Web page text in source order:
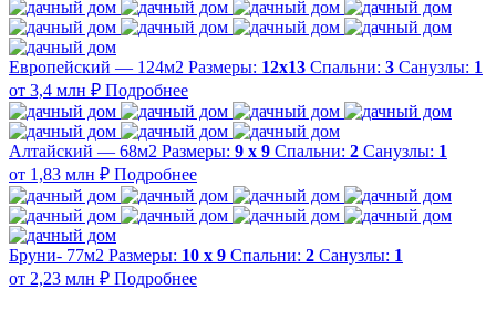
Европейский — 124м2 Размеры: 12х13 Спальни: 3 Санузлы: 1
от 3,4 млн ₽ Подробнее
Алтайский — 68м2 Размеры: 9 х 9 Спальни: 2 Санузлы: 1
от 1,83 млн ₽ Подробнее
Бруни- 77м2 Размеры: 10 х 9 Спальни: 2 Санузлы: 1
от 2,23 млн ₽ Подробнее